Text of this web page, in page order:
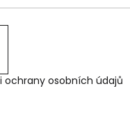
ochrany osobních údajů